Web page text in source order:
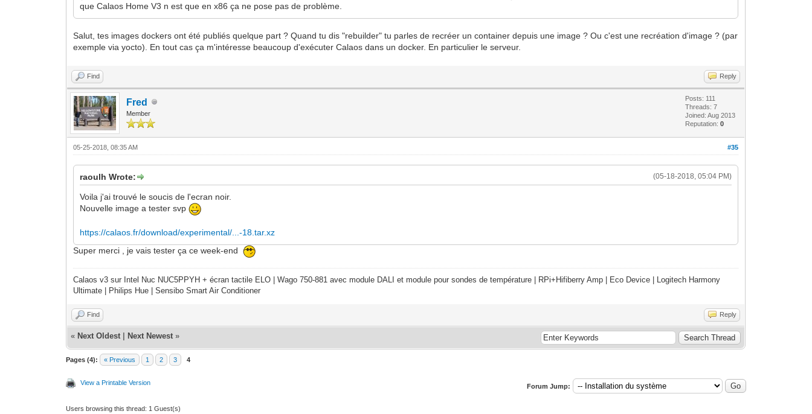
que Calaos Home V3 n est que en x86 ça ne pose pas de problème.
Salut, tes images dockers ont été publiés quelque part ? Quand tu dis "rebuilder" tu parles de recréer un container depuis une image ? Ou c'est une recréation d'image ? (par
exemple via yocto). En tout cas ça m'intéresse beaucoup d'exécuter Calaos dans un docker. En particulier le serveur.
Find Reply
Fred
Member
Posts: 111
Threads: 7
Joined: Aug 2013
Reputation:0
#35
05-25-2018, 08:35 AM
(05-18-2018, 05:04 PM)
raoulh Wrote:
Voila j'ai trouvé le soucis de l'ecran noir.
Nouvelle image a tester svp
https://calaos.fr/download/experimental/...-18.tar.xz
Super merci , je vais tester ça ce week-end
Calaos v3 sur Intel Nuc NUC5PPYH + écran tactile ELO | Wago 750-881 avec module DALI et module pour sondes de température | RPi+Hifiberry Amp | Eco Device | Logitech Harmony
Ultimate | Philips Hue | Sensibo Smart Air Conditioner
Find Reply
« Next Oldest Next Newest »
Pages (4): « Previous 1 2 3 4
View a Printable Version Forum Jump:
Users browsing this thread: 1 Guest(s)